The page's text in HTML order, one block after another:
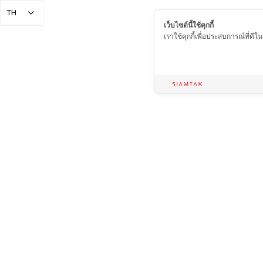
TH
เว็บไซต์นี้ใช้คุกกี้
เราใช้คุกกี้เพื่อประสบการณ์ที่ดีใ